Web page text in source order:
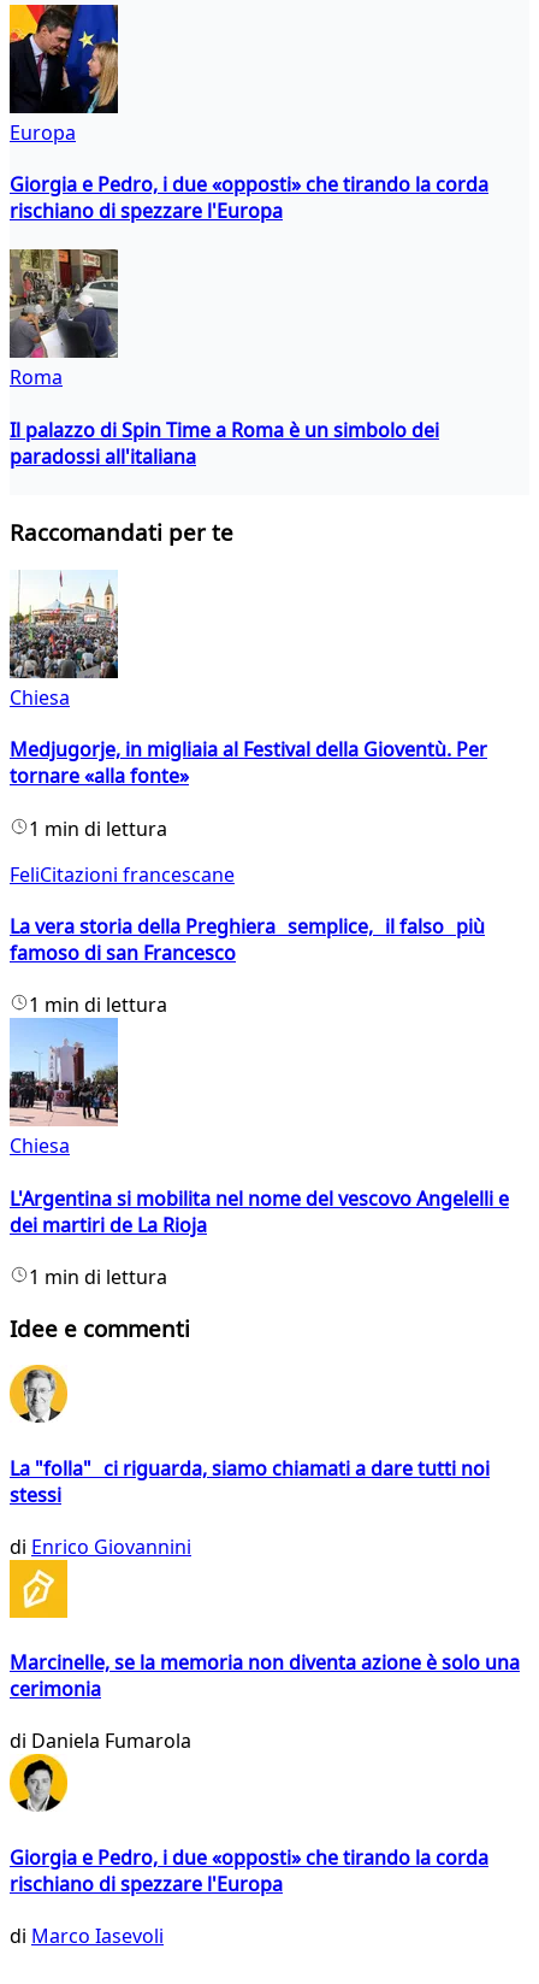
Europa
Giorgia e Pedro, i due «opposti» che tirando la corda
rischiano di spezzare l'Europa
Roma
Il palazzo di Spin Time a Roma è un simbolo dei
paradossi all'italiana
Raccomandati per te
Chiesa
Medjugorje, in migliaia al Festival della Gioventù. Per
tornare «alla fonte»
1 min di lettura
FeliCitazioni francescane
La vera storia della Preghiera semplice, il falso più
famoso di san Francesco
1 min di lettura
Chiesa
L'Argentina si mobilita nel nome del vescovo Angelelli e
dei martiri de La Rioja
1 min di lettura
Idee e commenti
La "folla" ci riguarda, siamo chiamati a dare tutti noi
stessi
di Enrico Giovannini
Marcinelle, se la memoria non diventa azione è solo una
cerimonia
di Daniela Fumarola
Giorgia e Pedro, i due «opposti» che tirando la corda
rischiano di spezzare l'Europa
di Marco Iasevoli